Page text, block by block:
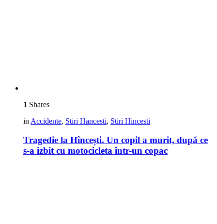
1 Shares
in Accidente, Stiri Hancesti, Stiri Hincesti
Tragedie la Hîncești. Un copil a murit, după ce
s-a izbit cu motocicleta într-un copac